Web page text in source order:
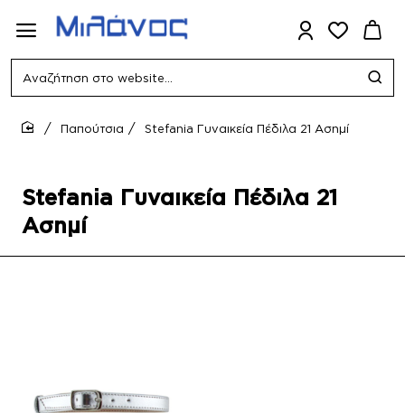
Αναζήτηση
website...
Stefania Γυναικεία Πέδιλα 21
Ασημί
Παπούτσια Stefania Γυναικεία Πέδιλα 21 Ασημί